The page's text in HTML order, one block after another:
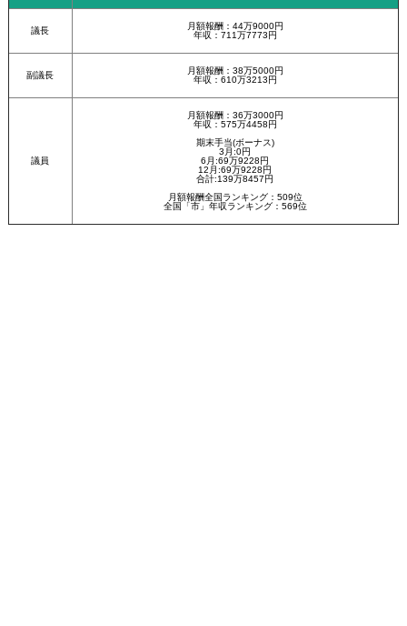
議長
月額報酬：44万9000円
年収：711万7773円
副議長
月額報酬：38万5000円
年収：610万3213円
議員
月額報酬：36万3000円
年収：575万4458円
期末手当(ボーナス)
3月:0円
6月:69万9228円
12月:69万9228円
合計:139万8457円
月額報酬全国ランキング：509位
全国「市」年収ランキング：569位